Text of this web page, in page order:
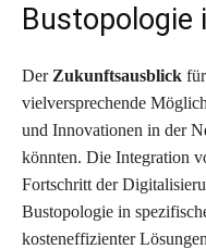
Bustopologie
Der Zukunftsausblick
vielversprechende
und Innovationen in der
könnten. Die Integration
Fortschritt der
Bustopologie in
kosteneffizienter